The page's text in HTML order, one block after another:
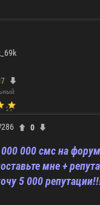
0
000 смс на
мне +
5 000